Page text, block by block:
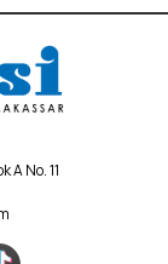
A No. 11